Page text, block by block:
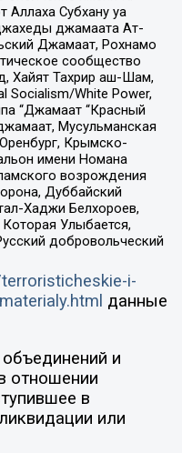
Субхану уа
джамаата Ат-
Джамаат, Рохнамо
сообщество
Хайят Тахрир аш-Шам,
Socialism/White Power,
“Джамаат “Красный
Мусульманская
Крымско-
имени Номана
возрождения
Дуббайский
Хаджи Белхороев,
Улыбается,
добровольческий
i-
данные
и
отношении
в
или